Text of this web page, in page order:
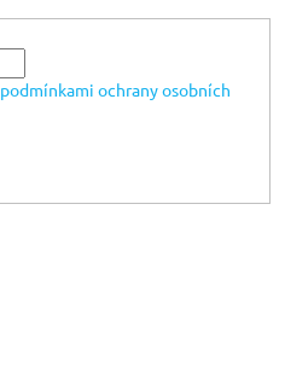
podmínkami ochrany osobních